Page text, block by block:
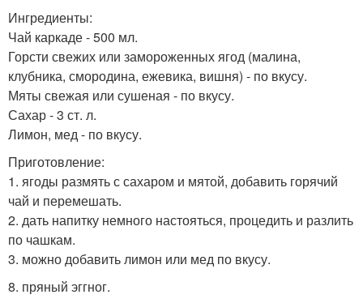
Ингредиенты:
Чай каркаде - 500 мл.
Горсти свежих или замороженных ягод (малина,
клубника, смородина, ежевика, вишня) - по вкусу.
Мяты свежая или сушеная - по вкусу.
Сахар - 3 ст. л.
Лимон, мед - по вкусу.
Приготовление:
1. ягоды размять с сахаром и мятой, добавить горячий
чай и перемешать.
2. дать напитку немного настояться, процедить и разлить
по чашкам.
3. можно добавить лимон или мед по вкусу.
8. пряный эггног.